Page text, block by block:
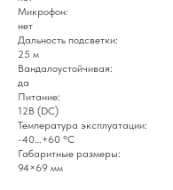
Микрофон:
нет
Дальность подсветки:
25 м
Вандалоустойчивая:
да
Питание:
12В (DC)
Температура эксплуатации:
-40…+60 °С
Габаритные размеры:
94×69 мм